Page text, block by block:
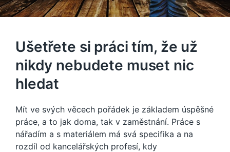
Ušetřete si práci tím, že už
nikdy nebudete muset nic
hledat
Mít ve svých věcech pořádek je základem úspěšné
práce, a to jak doma, tak v zaměstnání. Práce s
nářadím a s materiálem má svá specifika a na
rozdíl od kancelářských profesí, kdy